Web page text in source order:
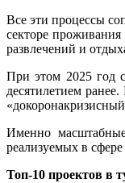
Все эти процессы
секторе
развлечений и
При этом 2025 год
десятилетием
Именно
реализуемых в
Топ-10 проектов в